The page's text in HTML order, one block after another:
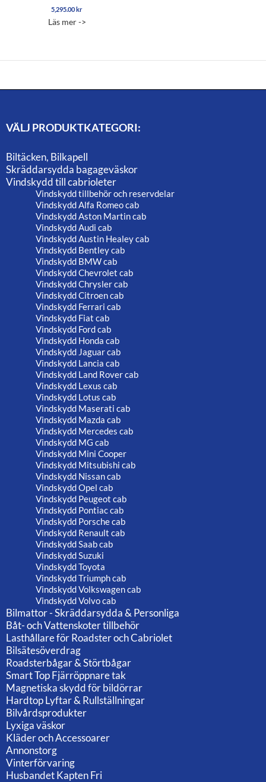
5,295.00kr
Läs mer ->
VÄLJ PRODUKTKATEGORI:
Biltäcken, Bilkapell
Skräddarsydda bagageväskor
Vindskydd till cabrioleter
Vindskydd tillbehör och reservdelar
Vindskydd Alfa Romeo cab
Vindskydd Aston Martin cab
Vindskydd Audi cab
Vindskydd Austin Healey cab
Vindskydd Bentley cab
Vindskydd BMW cab
Vindskydd Chevrolet cab
Vindskydd Chrysler cab
Vindskydd Citroen cab
Vindskydd Ferrari cab
Vindskydd Fiat cab
Vindskydd Ford cab
Vindskydd Honda cab
Vindskydd Jaguar cab
Vindskydd Lancia cab
Vindskydd Land Rover cab
Vindskydd Lexus cab
Vindskydd Lotus cab
Vindskydd Maserati cab
Vindskydd Mazda cab
Vindskydd Mercedes cab
Vindskydd MG cab
Vindskydd Mini Cooper
Vindskydd Mitsubishi cab
Vindskydd Nissan cab
Vindskydd Opel cab
Vindskydd Peugeot cab
Vindskydd Pontiac cab
Vindskydd Porsche cab
Vindskydd Renault cab
Vindskydd Saab cab
Vindskydd Suzuki
Vindskydd Toyota
Vindskydd Triumph cab
Vindskydd Volkswagen cab
Vindskydd Volvo cab
Bilmattor - Skräddarsydda & Personliga
Båt- och Vattenskoter tillbehör
Lasthållare för Roadster och Cabriolet
Bilsätesöverdrag
Roadsterbågar & Störtbågar
Smart Top Fjärröppnare tak
Magnetiska skydd för bildörrar
Hardtop Lyftar & Rullställningar
Bilvårdsprodukter
Lyxiga väskor
Kläder och Accessoarer
Annonstorg
Vinterförvaring
Husbandet Kapten Fri